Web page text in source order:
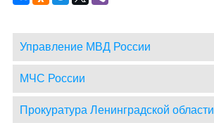
Управление МВД России
МЧС России
Прокуратура Ленинградской области